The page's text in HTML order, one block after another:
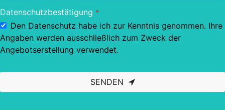
Datenschutzbestätigung *
Den Datenschutz habe ich zur Kenntnis genommen. Ihre
Angaben werden ausschließlich zum Zweck der
Angebotserstellung verwendet.
SENDEN